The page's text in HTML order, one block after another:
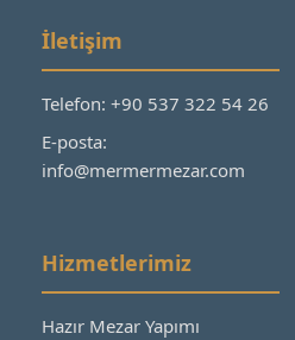
İletişim
Telefon: +90 537 322 54 26
E-posta:
info@mermermezar.com
Hizmetlerimiz
Hazır Mezar Yapımı